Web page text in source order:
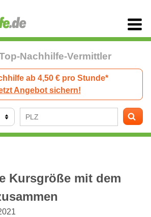
Nachhilfe-Vermittler
ab 4,50 € pro Stunde*
Angebot sichern!
Kursgröße mit dem